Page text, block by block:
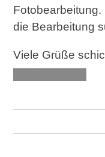
die Bearbeitung
Viele Grüße